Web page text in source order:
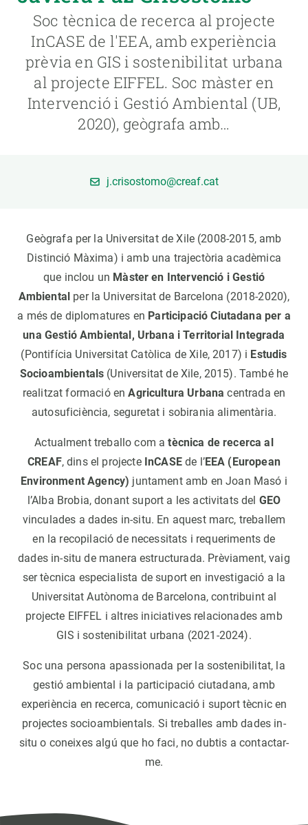
Soc tècnica de recerca al projecte
InCASE de l'EEA, amb experiència
prèvia en GIS i sostenibilitat urbana
al projecte EIFFEL. Soc màster en
Intervenció i Gestió Ambiental (UB,
2020), geògrafa amb…
j.crisostomo@creaf.cat
Geògrafa per la Universitat de Xile (2008-2015, amb
Distinció Màxima) i amb una trajectòria acadèmica
que inclou un Màster en Intervenció i Gestió
Ambiental per la Universitat de Barcelona (2018-2020),
a més de diplomatures en Participació Ciutadana per a
una Gestió Ambiental, Urbana i Territorial Integrada
(Pontifícia Universitat Catòlica de Xile, 2017) i Estudis
Socioambientals (Universitat de Xile, 2015). També he
realitzat formació enAgricultura Urbana centrada en
autosuficiència, seguretat i sobirania alimentària.
Actualment treballo com atècnica de recerca al
CREAF, dins el projecte InCASEde l’EEA (European
Environment Agency) juntament amb en Joan Masó i
l’Alba Brobia, donant suport a les activitats del GEO
vinculades a dades in-situ. En aquest marc, treballem
en la recopilació de necessitats i requeriments de
dades in-situ de manera estructurada. Prèviament, vaig
ser tècnica especialista de suport en investigació a la
Universitat Autònoma de Barcelona, contribuint al
projecte EIFFEL i altres iniciatives relacionades amb
GIS i sostenibilitat urbana (2021-2024).
Soc una persona apassionada per la sostenibilitat, la
gestió ambiental i la participació ciutadana, amb
experiència en recerca, comunicació i suport tècnic en
projectes socioambientals. Si treballes amb dades in-
situ o coneixes algú que ho faci, no dubtis a contactar-
me.
NOTÍCIES I AGENDA